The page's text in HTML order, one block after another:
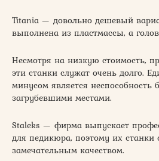
Titania — довольно дешевый
выполнена из пластмассы, а
Несмотря на низкую стоимость,
эти станки служат очень долго.
минусом является неспособность
загрубевшими местами.
Staleks — фирма выпускает
для педикюра, поэтому их станки
замечательным качеством.